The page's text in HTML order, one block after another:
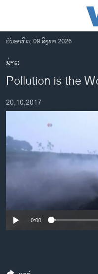
ເຂົ້າ
ຫາ
ຂ້າມ
ຂ້າມ
ໄປ
ຄົ້ນ
ອາເມຣິກາ
ການເລືອກຕັ້ງ ປະທານາທີບໍດີ
ໂລກ
ອິດສະຫຼະພາບດ້ານການຂ່າວ
ຊີວິດຊາວລາວ
ຊຸມຊົນຊາວລາວ
ວິທະຍາສາດ-ເທັກໂນໂລຈີ
ພາສາອັງກິດ
ວັນອາທິດ, 09 ສິງຫາ 2026
ຂ່າວ
Pollution is the
20,10,2017
No media
0:00